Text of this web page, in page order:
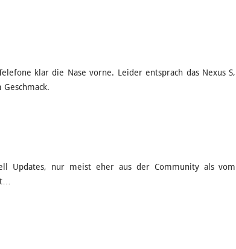
klar die Nase vorne. Leider entsprach das Nexus S,
Updates, nur meist eher aus der Community als vom